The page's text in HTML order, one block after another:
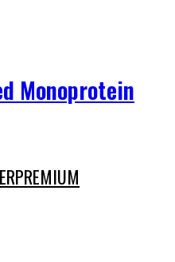
Monoprotein